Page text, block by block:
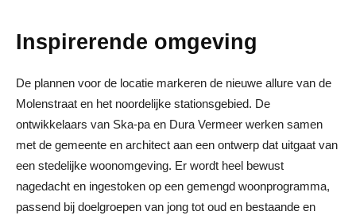
Inspirerende omgeving
De plannen voor de locatie markeren de nieuwe allure van de
Molenstraat en het noordelijke stationsgebied. De
ontwikkelaars van Ska-pa en Dura Vermeer werken samen
met de gemeente en architect aan een ontwerp dat uitgaat van
een stedelijke woonomgeving. Er wordt heel bewust
nagedacht en ingestoken op een gemengd woonprogramma,
passend bij doelgroepen van jong tot oud en bestaande en